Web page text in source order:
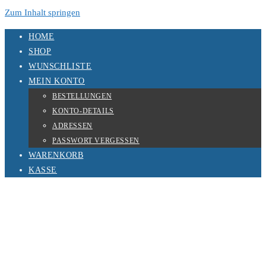
Zum Inhalt springen
HOME
SHOP
WUNSCHLISTE
MEIN KONTO
BESTELLUNGEN
KONTO-DETAILS
ADRESSEN
PASSWORT VERGESSEN
WARENKORB
KASSE